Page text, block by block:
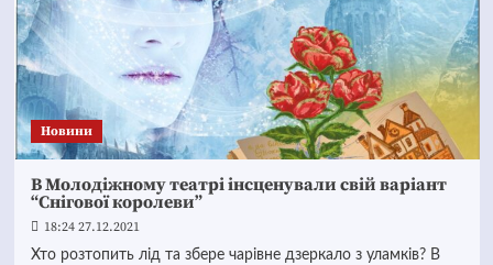
Новини
В Молодіжному театрі інсценували свій варіант
“Снігової королеви”
18:24 27.12.2021
Хто розтопить лід та збере чарівне дзеркало з уламків? В